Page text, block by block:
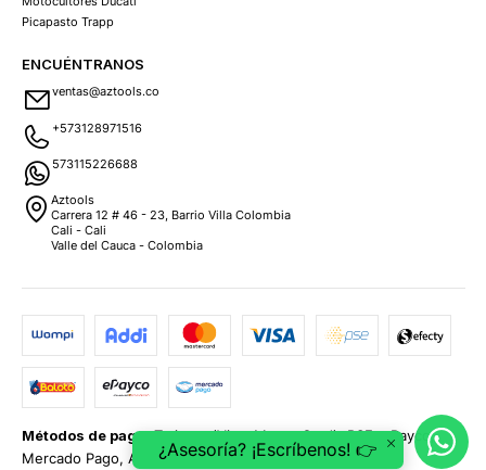
Picapasto Trapp
ENCUÉNTRANOS
ventas@aztools.co
+573128971516
573115226688
Aztools
Carrera 12 # 46 - 23, Barrio Villa Colombia
Cali - Cali
Valle del Cauca - Colombia
Métodos de pago:Tarjetas (Visa, MasterCard), PSE, ePayco,
Mercado Pago, Addi y Sistecrédito.¿Asesoría? ¡Escríbenos! 👉